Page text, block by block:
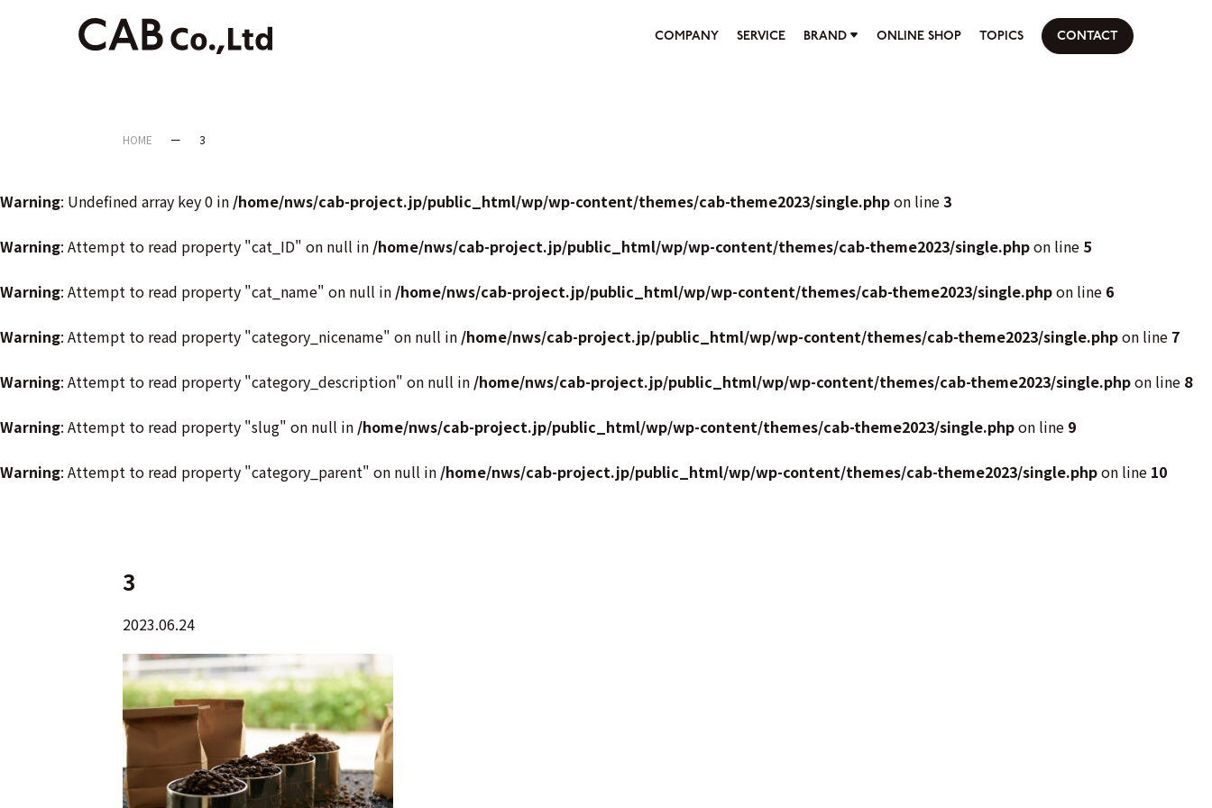
COMPANY SERVICE BRAND ONLINE SHOP TOPICS CONTACT
HOME 3
Warning: Undefined array key 0 in /home/nws/cab-project.jp/public_html/wp/wp-content/themes/cab-theme2023/single.phpon line3
Warning: Attempt to read property "cat_ID" on null in /home/nws/cab-project.jp/public_html/wp/wp-content/themes/cab-theme2023/single.phpon line 5
Warning: Attempt to read property "cat_name" on null in /home/nws/cab-project.jp/public_html/wp/wp-content/themes/cab-theme2023/single.phpon line 6
Warning: Attempt to read property "category_nicename" on null in /home/nws/cab-project.jp/public_html/wp/wp-content/themes/cab-theme2023/single.phpon line 7
Warning: Attempt to read property "category_description" on null in /home/nws/cab-project.jp/public_html/wp/wp-content/themes/cab-theme2023/single.phpon line 8
Warning: Attempt to read property "slug" on null in /home/nws/cab-project.jp/public_html/wp/wp-content/themes/cab-theme2023/single.phpon line 9
Warning: Attempt to read property "category_parent" on null in /home/nws/cab-project.jp/public_html/wp/wp-content/themes/cab-theme2023/single.phpon line 10
3
2023.06.24